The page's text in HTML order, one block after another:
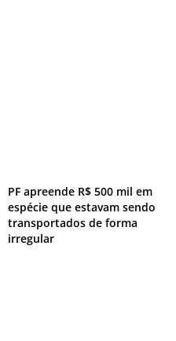
PF apreende R$ 500 mil em
espécie que estavam sendo
transportados de forma
irregular